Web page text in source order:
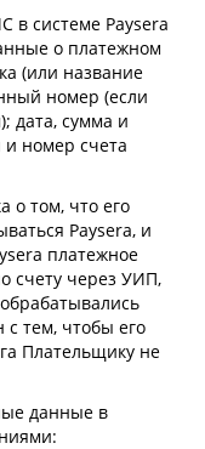
в системе Paysera
о платежном
(или название
номер (если
дата, сумма и
номер счета
о том, что его
Paysera, и
платежное
счету через УИП,
с тем, чтобы его
Плательщику не
данные в